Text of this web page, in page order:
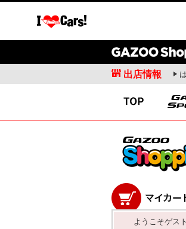
オフミーティング
モータースポーツ
出店情報
ようこそゲス